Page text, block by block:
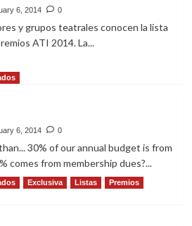
6, 2014 0
y grupos teatrales conocen la lista
ATI 2014. La...
6, 2014 0
30% of our annual budget is from
comes from membership dues?...
Exclusiva Listas
Premios